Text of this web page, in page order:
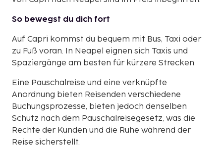
So bewegst du dich fort
Auf Capri kommst du bequem mit Bus, Taxi oder
zu Fuß voran. In Neapel eignen sich Taxis und
Spaziergänge am besten für kürzere Strecken.
Eine Pauschalreise und eine verknüpfte
Anordnung bieten Reisenden verschiedene
Buchungsprozesse, bieten jedoch denselben
Schutz nach dem Pauschalreisegesetz, was die
Rechte der Kunden und die Ruhe während der
Reise sicherstellt.